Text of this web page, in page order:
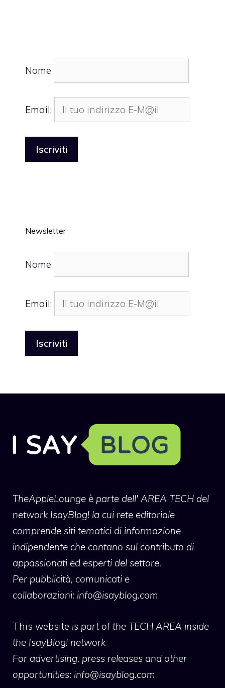
Nome
Email:
Newsletter
Nome
Email:
TheAppleLounge è parte dell' AREA TECH del
network IsayBlog! la cui rete editoriale
comprende siti tematici di informazione
indipendente che contano sul contributo di
appassionati ed esperti del settore.
Per pubblicità, comunicati e
collaborazioni: info@isayblog.com
This website is part of the TECH AREA inside
the IsayBlog! network
For advertising, press releases and other
opportunities: info@isayblog.com